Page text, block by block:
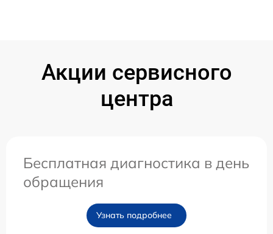
Акции сервисного
центра
Бесплатная диагностика в день
обращения
Узнать подробнее